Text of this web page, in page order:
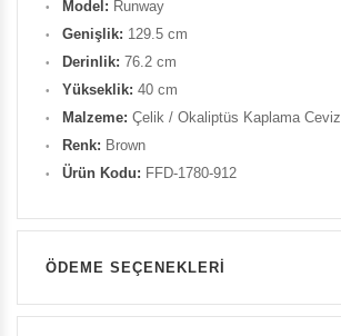
Model: Runway
Genişlik: 129.5 cm
Derinlik: 76.2 cm
Yükseklik: 40 cm
Malzeme: Çelik / Okaliptüs Kaplama Ceviz
Renk: Brown
Ürün Kodu: FFD-1780-912
ÖDEME SEÇENEKLERI